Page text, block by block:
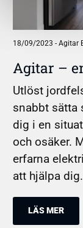
18/09/2023 -Agitar
Agitar –
Utlöst
snabbt sätta
dig i en
och osäker.
erfarna
att hjälpa dig.
LÄS MER